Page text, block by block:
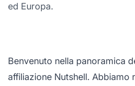
ed Europa.
Benvenuto nella panoramica
affiliazione Nutshell. Abbiamo